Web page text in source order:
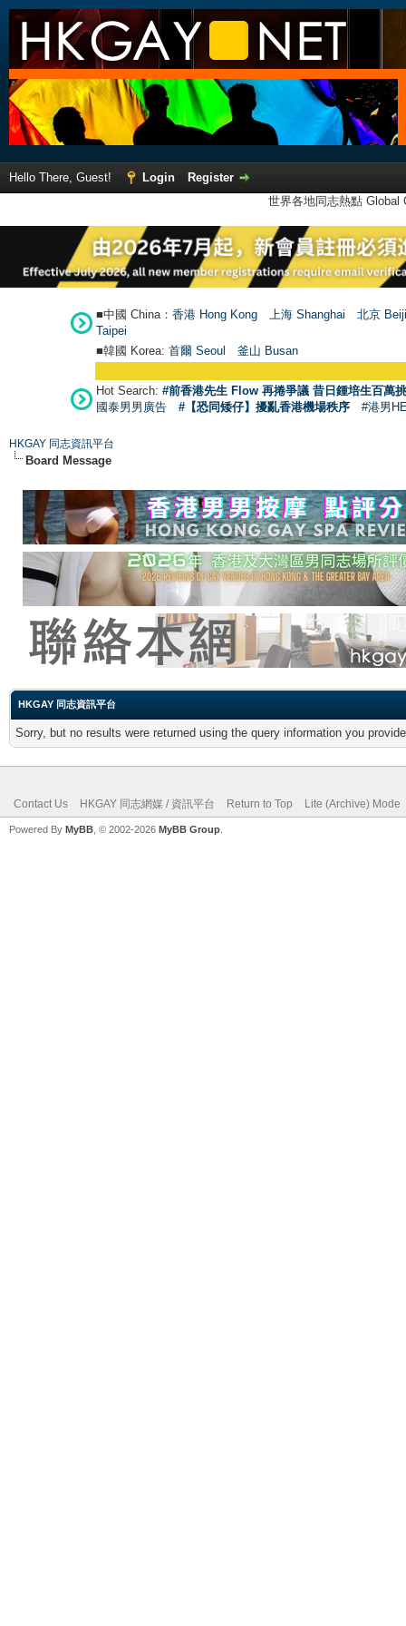
Hello There, Guest! Login
Register
世界各地同志熱點
■中國 China： 香港 Hong Kong 上海 Shanghai
北京
Taipei
■韓國 Korea: 首爾 Seoul 釜山 Busan
Hot Search: #前香港先生 Flow 再捲爭議 昔日鍾培生百萬
國泰男男廣告
#【恐同矮仔】擾亂香港機場秩序 #港男
HKGAY 同志資訊平台
Board Message
HKGAY 同志資訊平台
Sorry, but no results were returned using the query information you
Contact Us HKGAY 同志網媒 / 資訊平台 Return to Top Lite (Archive) Mode
Powered By MyBB , © 2002-2026 MyBB Group